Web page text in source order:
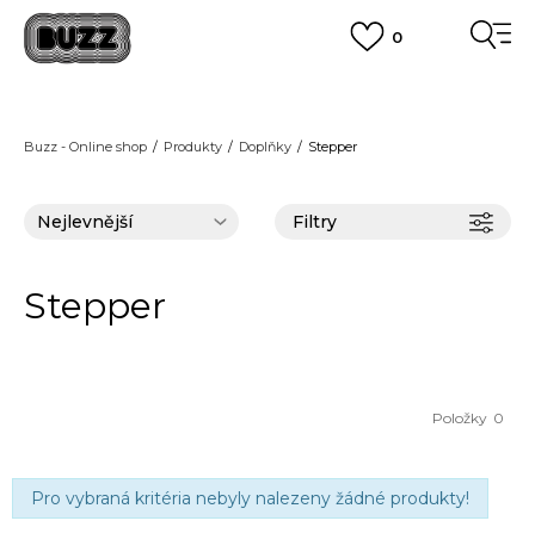
0
pro objednávky nad 2.500 Kč (neplatí pro Click&Collect)
Buzz - Online shop Produkty Doplňky Stepper
Filtry
Stepper
0
Položky
Pro vybraná kritéria nebyly nalezeny žádné produkty!